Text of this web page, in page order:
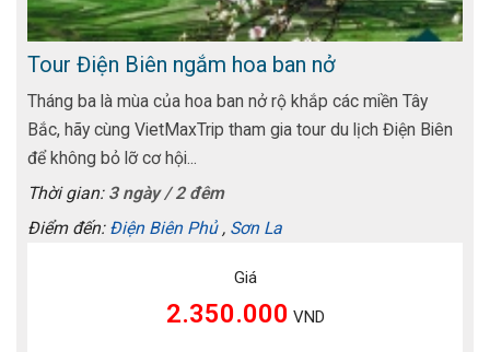
Tour Điện Biên ngắm hoa ban nở
Tháng ba là mùa của hoa ban nở rộ khắp các miền Tây
Bắc, hãy cùng VietMaxTrip tham gia tour du lịch Điện Biên
để không bỏ lỡ cơ hội...
Thời gian: 3 ngày / 2 đêm
Điểm đến: Điện Biên Phủ, Sơn La
Giá
2.350.000 VND